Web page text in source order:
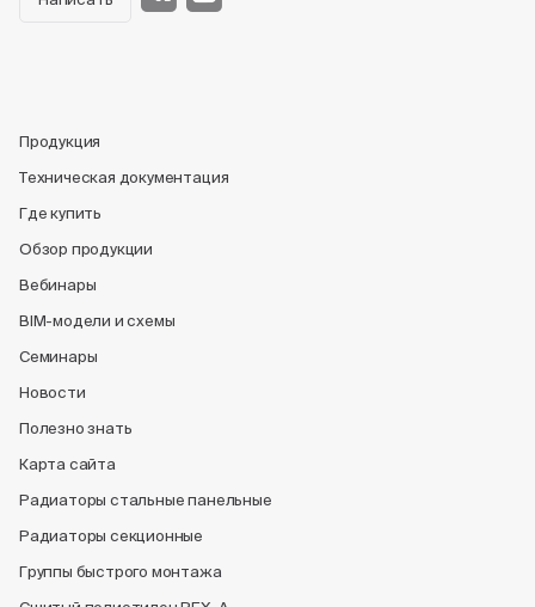
Продукция
Техническая документация
Где купить
Обзор продукции
Вебинары
BIM-модели и схемы
Семинары
Новости
Полезно знать
Карта сайта
Радиаторы стальные панельные
Радиаторы секционные
Группы быстрого монтажа